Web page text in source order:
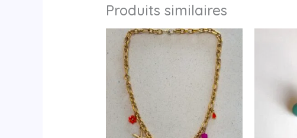
Produits similaires